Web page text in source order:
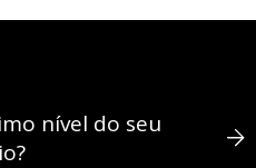
nível do seu